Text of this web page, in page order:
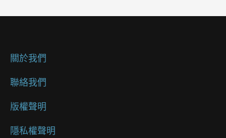
關於我們
聯絡我們
版權聲明
隱私權聲明